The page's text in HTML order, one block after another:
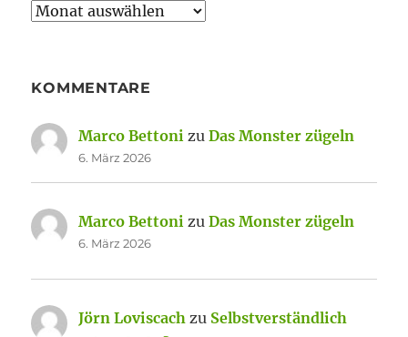
Archiv
KOMMENTARE
Marco Bettoni zuDas Monster zügeln
6. März 2026
Marco Bettoni zuDas Monster zügeln
6. März 2026
Jörn Loviscach zu Selbstverständlich